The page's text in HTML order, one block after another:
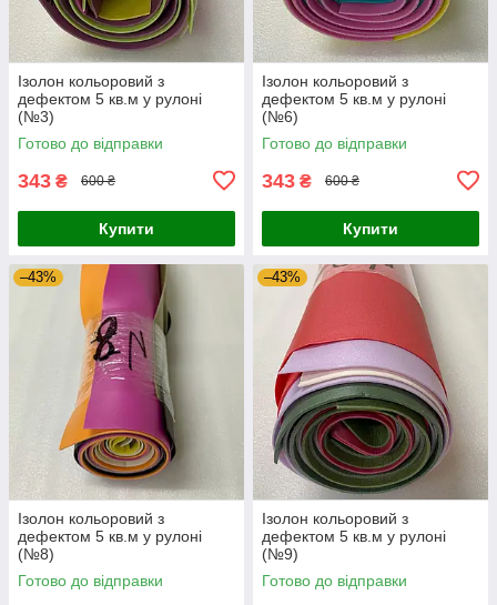
Ізолон кольоровий з
дефектом 5 кв.м у рулоні
(№3)
Готово до відправки
343 ₴ 600 ₴
Купити
Ізолон кольоровий з
дефектом 5 кв.м у рулоні
(№6)
Готово до відправки
343 ₴ 600 ₴
Купити
–43%
Ізолон кольоровий з
дефектом 5 кв.м у рулоні
(№8)
Готово до відправки
–43%
Ізолон кольоровий з
дефектом 5 кв.м у рулоні
(№9)
Готово до відправки